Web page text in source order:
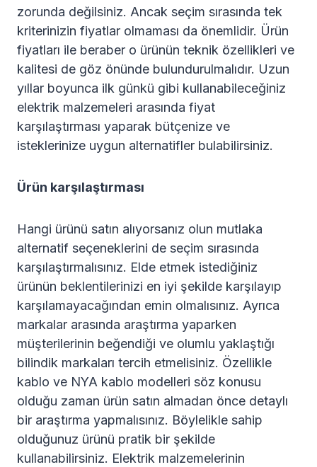
zorunda değilsiniz. Ancak seçim sırasında tek
kriterinizin fiyatlar olmaması da önemlidir. Ürün
fiyatları ile beraber o ürünün teknik özellikleri ve
kalitesi de göz önünde bulundurulmalıdır. Uzun
yıllar boyunca ilk günkü gibi kullanabileceğiniz
elektrik malzemeleri arasında fiyat
karşılaştırması yaparak bütçenize ve
isteklerinize uygun alternatifler bulabilirsiniz.
Ürün karşılaştırması
Hangi ürünü satın alıyorsanız olun mutlaka
alternatif seçeneklerini de seçim sırasında
karşılaştırmalısınız. Elde etmek istediğiniz
ürünün beklentilerinizi en iyi şekilde karşılayıp
karşılamayacağından emin olmalısınız. Ayrıca
markalar arasında araştırma yaparken
müşterilerinin beğendiği ve olumlu yaklaştığı
bilindik markaları tercih etmelisiniz. Özellikle
kablo ve NYA kablo modelleri söz konusu
olduğu zaman ürün satın almadan önce detaylı
bir araştırma yapmalısınız. Böylelikle sahip
olduğunuz ürünü pratik bir şekilde
kullanabilirsiniz. Elektrik malzemelerinin